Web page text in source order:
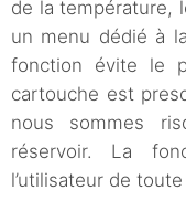
de la température,
un menu dédié à
fonction évite le
cartouche est
nous sommes
réservoir. La
l’utilisateur de